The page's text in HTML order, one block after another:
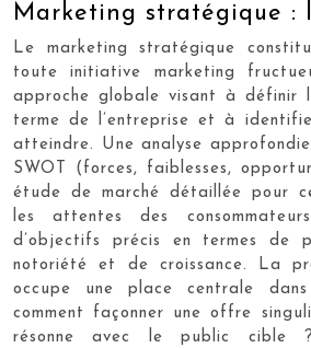
Marketing stratégique :
Le marketing stratégique
toute initiative marketing
approche globale visant à définir
terme de l’entreprise et à
atteindre. Une analyse
SWOT (forces, faiblesses,
étude de marché détaillée pour
les attentes des
d’objectifs précis en termes de
notoriété et de croissance. La
occupe une place centrale
comment façonner une offre
résonne avec le public cible